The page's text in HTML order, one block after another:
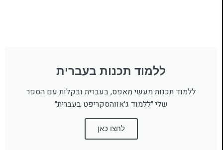
ללמוד תכנות בעברית
ללמוד תכנות מעשי מאפס, בעברית ובקלות עם הספר
שלי ״ללמוד ג׳אווהסקריפט בעברית״
לחצו כאן